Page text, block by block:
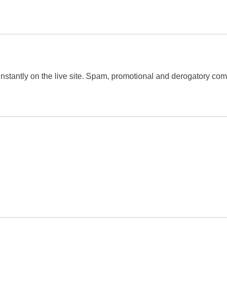
on the live site. Spam, promotional and derogatory